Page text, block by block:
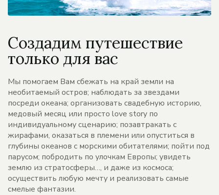
Создадим путешествие
только для вас
Мы помогаем Вам сбежать на край земли на
необитаемый остров; наблюдать за звездами
посреди океана; организовать свадебную историю,
медовый месяц или просто love story по
индивидуальному сценарию; позавтракать с
жирафами, оказаться в племени или опуститься в
глубины океанов с морскими обитателями; пойти под
парусом; побродить по улочкам Европы; увидеть
землю из стратосферы…, и даже из космоса;
осуществить любую мечту и реализовать самые
смелые фантазии.